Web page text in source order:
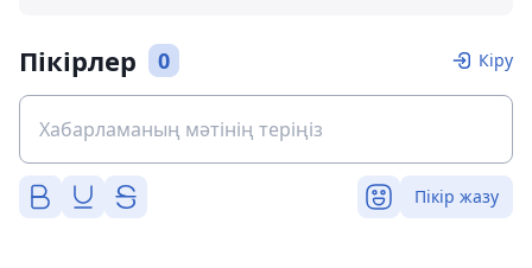
Пікірлер 0 Кіру
Пікір жазу